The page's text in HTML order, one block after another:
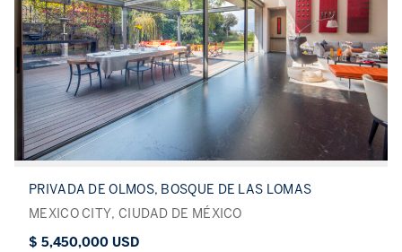
PRIVADA DE OLMOS, BOSQUE DE LAS LOMAS
MEXICO CITY, CIUDAD DE MÉXICO
$ 5,450,000 USD